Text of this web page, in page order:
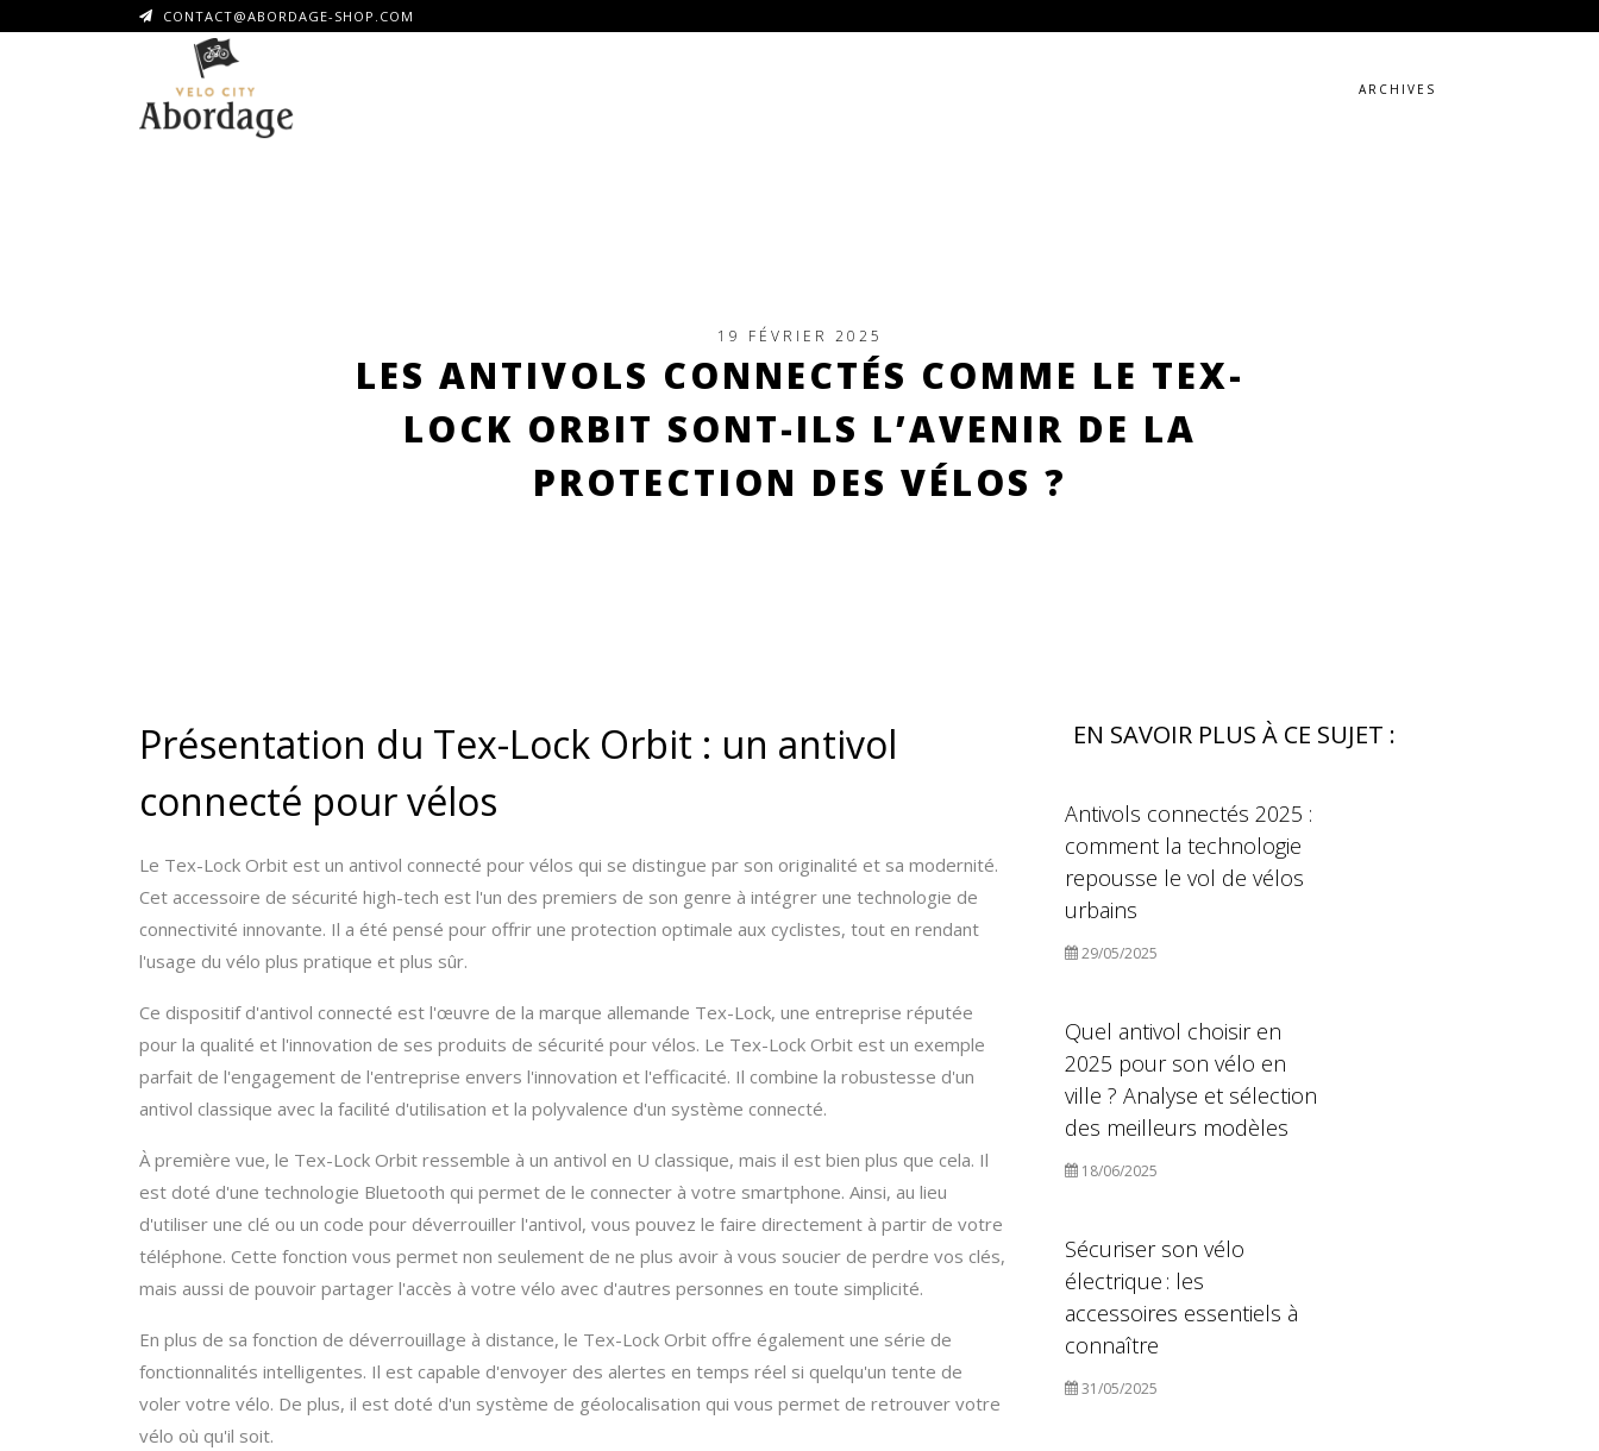
CONTACT@ABORDAGE-SHOP.COM
ARCHIVES
19 FÉVRIER 2025
LES ANTIVOLS CONNECTÉS COMME LE TEX-
LOCK ORBIT SONT-ILS L’AVENIR DE LA
PROTECTION DES VÉLOS ?
Présentation du Tex-Lock Orbit : un antivol
connecté pour vélos
Le Tex-Lock Orbit est un antivol connecté pour vélos qui se distingue par son originalité et sa modernité.
Cet accessoire de sécurité high-tech est l'un des premiers de son genre à intégrer une technologie de
connectivité innovante. Il a été pensé pour offrir une protection optimale aux cyclistes, tout en rendant
l'usage du vélo plus pratique et plus sûr.
Ce dispositif d'antivol connecté est l'œuvre de la marque allemande Tex-Lock, une entreprise réputée
pour la qualité et l'innovation de ses produits de sécurité pour vélos. Le Tex-Lock Orbit est un exemple
parfait de l'engagement de l'entreprise envers l'innovation et l'efficacité. Il combine la robustesse d'un
antivol classique avec la facilité d'utilisation et la polyvalence d'un système connecté.
À première vue, le Tex-Lock Orbit ressemble à un antivol en U classique, mais il est bien plus que cela. Il
est doté d'une technologie Bluetooth qui permet de le connecter à votre smartphone. Ainsi, au lieu
d'utiliser une clé ou un code pour déverrouiller l'antivol, vous pouvez le faire directement à partir de votre
téléphone. Cette fonction vous permet non seulement de ne plus avoir à vous soucier de perdre vos clés,
mais aussi de pouvoir partager l'accès à votre vélo avec d'autres personnes en toute simplicité.
En plus de sa fonction de déverrouillage à distance, le Tex-Lock Orbit offre également une série de
fonctionnalités intelligentes. Il est capable d'envoyer des alertes en temps réel si quelqu'un tente de
voler votre vélo. De plus, il est doté d'un système de géolocalisation qui vous permet de retrouver votre
vélo où qu'il soit.
EN SAVOIR PLUS À CE SUJET :
Antivols connectés 2025 :
comment la technologie
repousse le vol de vélos
urbains
29/05/2025
Quel antivol choisir en
2025 pour son vélo en
ville ? Analyse et sélection
des meilleurs modèles
18/06/2025
Sécuriser son vélo
électrique : les
accessoires essentiels à
connaître
31/05/2025